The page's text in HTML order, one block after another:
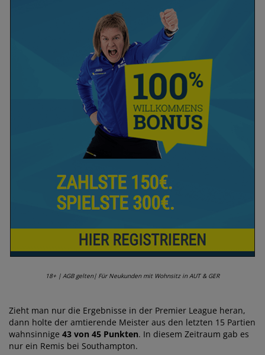
18+ | AGB gelten| Für Neukunden mit Wohnsitz in AUT & GER
Zieht man nur die Ergebnisse in der Premier League heran,
dann holte der amtierende Meister aus den letzten 15 Partien
wahnsinnige 43 von 45 Punkten. In diesem Zeitraum gab es
nur ein Remis bei Southampton.